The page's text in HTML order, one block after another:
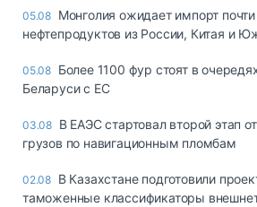
05.08 Монголия ожидает импорт
нефтепродуктов из России, Китая и
05.08 Более 1100 фур стоят в
Беларуси с ЕС
03.08 В ЕАЭС стартовал второй этап
грузов по навигационным пломбам
02.08 В Казахстане подготовили
таможенные классификаторы